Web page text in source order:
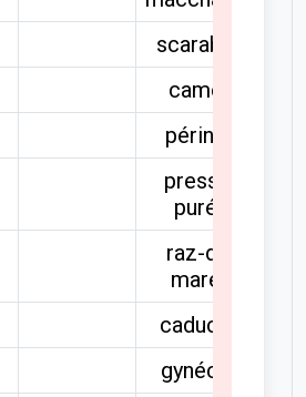
scarabée
camée
périnée
presse-
purée
raz-de-
marée
caducée
gynécée